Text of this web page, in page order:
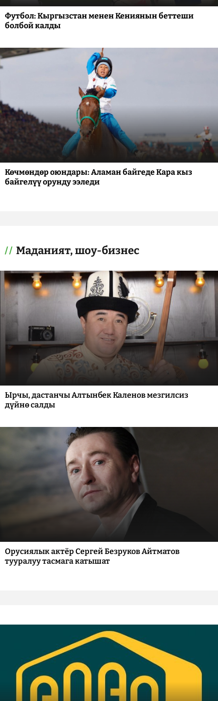
Футбол: Кыргызстан менен Кениянын беттеши
болбой калды
Көчмөндөр оюндары: Аламан байгеде Кара кыз
байгелүү орунду ээледи
Маданият, шоу-бизнес
Ырчы, дастанчы Алтынбек Каленов мезгилсиз
дүйнө салды
Орусиялык актёр Сергей Безруков Айтматов
тууралуу тасмага катышат